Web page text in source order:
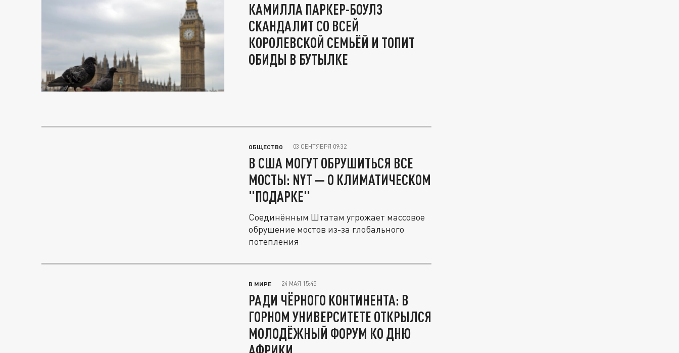
КАМИЛЛА ПАРКЕР-БОУЛЗ
СКАНДАЛИТ СО ВСЕЙ
КОРОЛЕВСКОЙ СЕМЬЁЙ И ТОПИТ
ОБИДЫ В БУТЫЛКЕ
ОБЩЕСТВО 03 СЕНТЯБРЯ 09:32
В США МОГУТ ОБРУШИТЬСЯ ВСЕ
МОСТЫ: NYT — О КЛИМАТИЧЕСКОМ
"ПОДАРКЕ"
Соединённым Штатам угрожает массовое
обрушение мостов из-за глобального
потепления
В МИРЕ 24 МАЯ 15:45
РАДИ ЧЁРНОГО КОНТИНЕНТА: В
ГОРНОМ УНИВЕРСИТЕТЕ ОТКРЫЛСЯ
МОЛОДЁЖНЫЙ ФОРУМ КО ДНЮ